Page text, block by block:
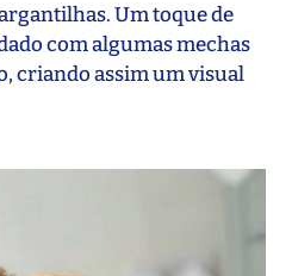
Um toque de
com algumas mechas
criando assim um visual